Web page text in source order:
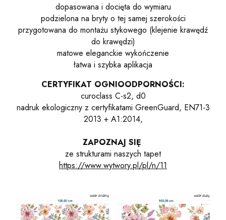
dopasowana i docięta do wymiaru
podzielona na bryty o tej samej szerokości
przygotowana do montażu stykowego (klejenie krawędź
do krawędzi)
matowe eleganckie wykończenie
łatwa i szybka aplikacja
CERTYFIKAT OGNIOODPORNOŚCI:
curoclass C-s2, d0
nadruk ekologiczny z certyfikatami GreenGuard, EN71-3
2013 + A1:2014,
ZAPOZNAJ SIĘ
ze strukturami naszych tapet
https://www.wytwory.pl/pl/n/11